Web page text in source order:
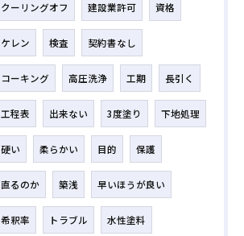
クーリングオフ 建設業許可 資格
ケレン 検査 契約書なし
コーキング 高圧洗浄 工期 長引く
工程表 出来ない 3度塗り 下地処理
硬い 柔らかい 目的 保護
直るのか 築浅 早いほうが良い
希釈率 トラブル 水性塗料